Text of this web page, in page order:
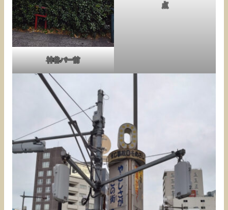
神谷バー前
点